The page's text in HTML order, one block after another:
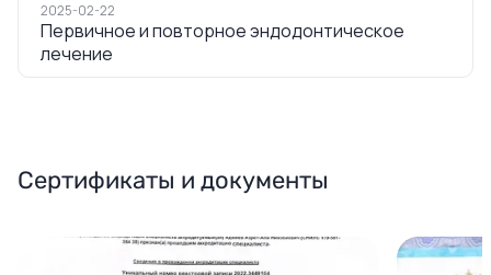
2025-02-22
Первичное и повторное эндодонтическое
лечение
Сертификаты и документы